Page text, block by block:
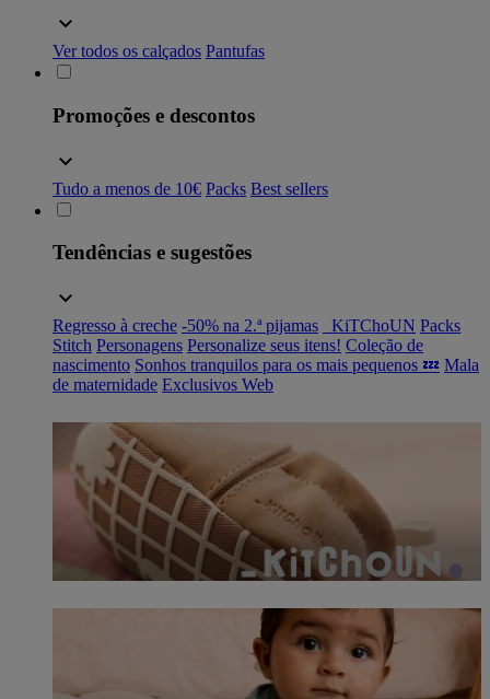
Ver todos os calçados Pantufas
Promoções e descontos
Tudo a menos de 10€ Packs Best sellers
Tendências e sugestões
Regresso à creche -50% na 2.ª pijamas _KiTChoUN Packs
Stitch Personagens Personalize seus itens! Coleção de
nascimento Sonhos tranquilos para os mais pequenos 💤 Mala
de maternidade Exclusivos Web